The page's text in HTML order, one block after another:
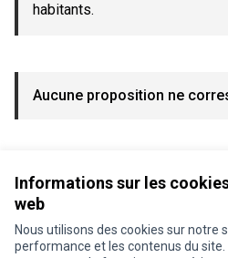
Informations sur les
web
Nous utilisons des cookies sur notre
performance et les contenus du site.
habitants.
Aucune proposition ne
Conditions d'utilisation
Paramètres des cookies